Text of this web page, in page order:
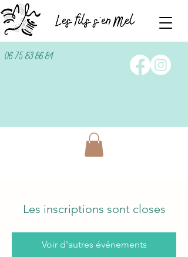
06 75 83 86 84
Les inscriptions sont closes
Voir d'autres événements